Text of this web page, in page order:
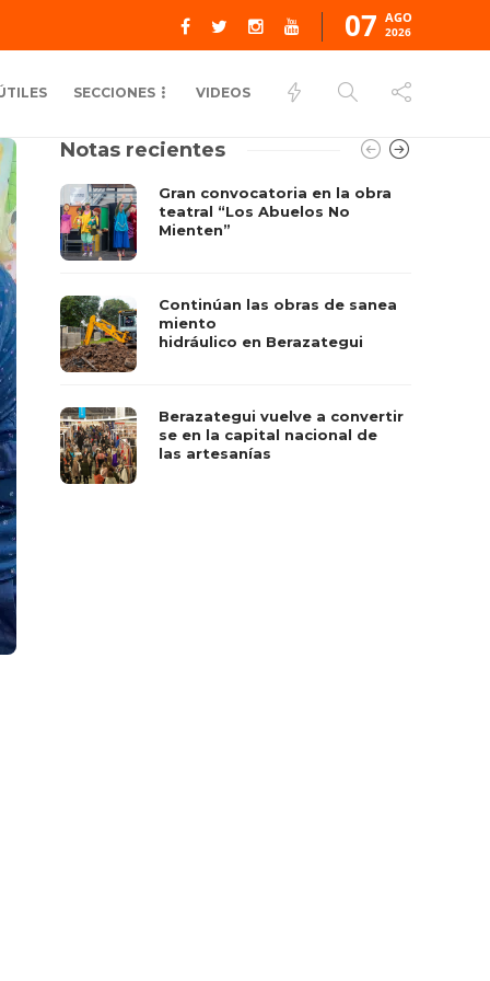
07 AGO
2026
SECCIONES VIDEOS
Notas recientes
Gran convocatoria en la obra
teatral “Los Abuelos No
Mienten”
Continúan las obras de sanea
miento
hidráulico en Berazategui
Berazategui vuelve a convertir
se en la capital nacional de
las artesanías